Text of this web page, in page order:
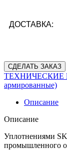
ДОСТАВКА:
СДЕЛАТЬ ЗАКАЗ
ТЕХНИЧЕСКИЕ
армированные)
Описание
Описание
Уплотнениями
промышленного